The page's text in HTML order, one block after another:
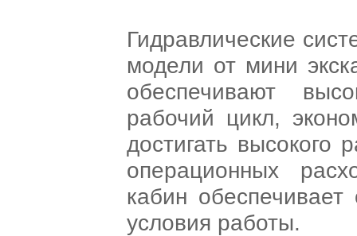
Гидравлические
модели от мини
обеспечивают
рабочий цикл,
достигать высокого
операционных
кабин
условия работы.